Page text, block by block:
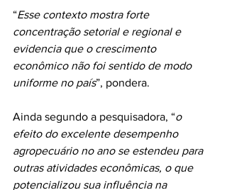
“Esse contexto mostra forte
concentração setorial e regional e
evidencia que o crescimento
econômico não foi sentido de modo
uniforme no país”, pondera.
Ainda segundo a pesquisadora, “o
efeito do excelente desempenho
agropecuário no ano se estendeu para
outras atividades econômicas, o que
potencializou sua influência na